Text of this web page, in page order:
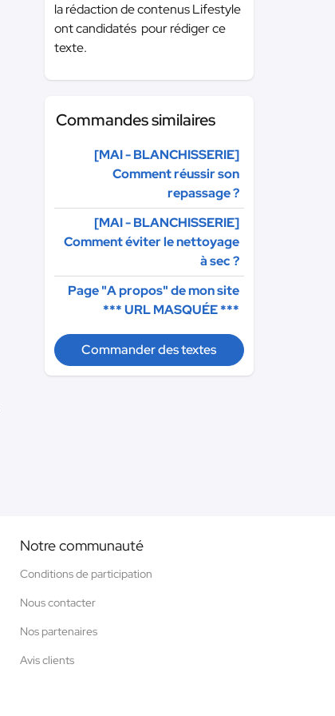
la rédaction de contenus Lifestyle
ont candidatés pour rédiger ce
texte.
Commandes similaires
[MAI - BLANCHISSERIE]
Comment réussir son
repassage ?
[MAI - BLANCHISSERIE]
Comment éviter le nettoyage
à sec ?
Page "A propos" de mon site
*** URL MASQUÉE ***
Commander des textes
Notre communauté
Conditions de participation
Nous contacter
Nos partenaires
Avis clients